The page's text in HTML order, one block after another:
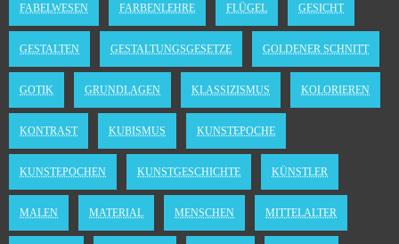
FABELWESEN FARBENLEHRE FLÜGEL GESICHT
GESTALTEN GESTALTUNGSGESETZE GOLDENER SCHNITT
GOTIK GRUNDLAGEN KLASSIZISMUS KOLORIEREN
KONTRAST KUBISMUS KUNSTEPOCHE
KUNSTEPOCHEN KUNSTGESCHICHTE KÜNSTLER
MALEN MATERIAL MENSCHEN MITTELALTER